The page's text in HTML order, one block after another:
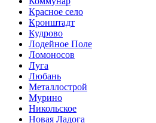
Красное село
Кронштадт
Кудрово
Лодейное Поле
Ломоносов
Луга
Любань
Металлострой
Мурино
Никольское
Новая Ладога